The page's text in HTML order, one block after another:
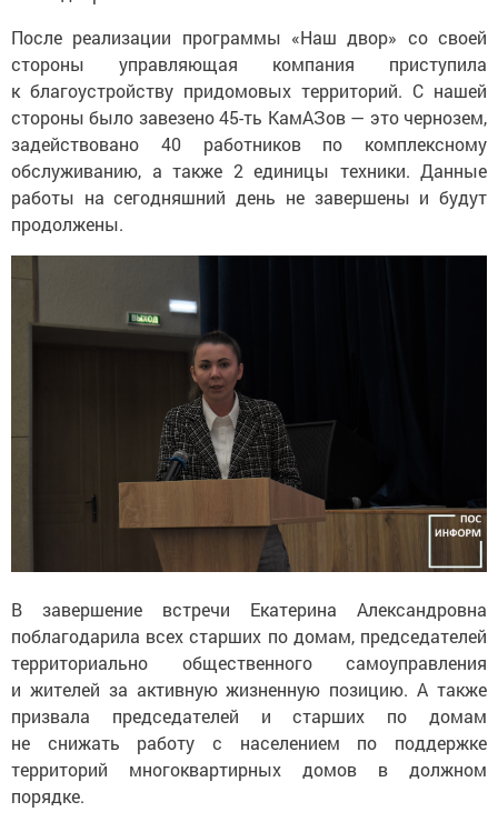
После реализации программы «Наш двор» со своей
стороны управляющая компания приступила
к благоустройству придомовых территорий. С нашей
стороны было завезено 45-ть КамАЗов — это чернозем,
задействовано 40 работников по комплексному
обслуживанию, а также 2 единицы техники. Данные
работы на сегодняшний день не завершены и будут
продолжены.
В завершение встречи Екатерина Александровна
поблагодарила всех старших по домам, председателей
территориально общественного самоуправления
и жителей за активную жизненную позицию. А также
призвала председателей и старших по домам
не снижать работу с населением по поддержке
территорий многоквартирных домов в должном
порядке.